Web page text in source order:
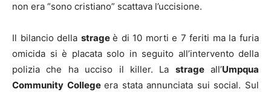
non era “sono cristiano” scattava l’uccisione.
Il bilancio della strageè di 10 morti e 7 feriti ma la furia
omicida si è placata solo in seguito all’intervento della
polizia che ha ucciso il killer. La strageall’Umpqua
Community Collegeera stata annunciata sui social. Sul